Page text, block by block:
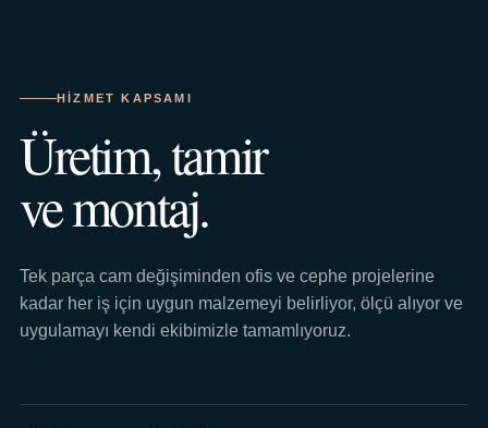
HIZMET KAPSAMI
Üretim, tamir
ve montaj.
Tek parça cam değişiminden ofis ve cephe projelerine
kadar her iş için uygun malzemeyi belirliyor, ölçü alıyor ve
uygulamayı kendi ekibimizle tamamlıyoruz.